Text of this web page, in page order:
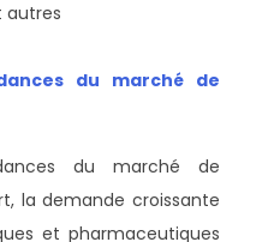
autres
du marché de
du marché de
la demande croissante
et pharmaceutiques